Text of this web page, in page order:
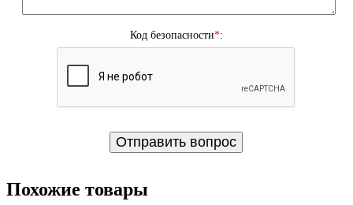
Код безопасности*:
Похожие товары